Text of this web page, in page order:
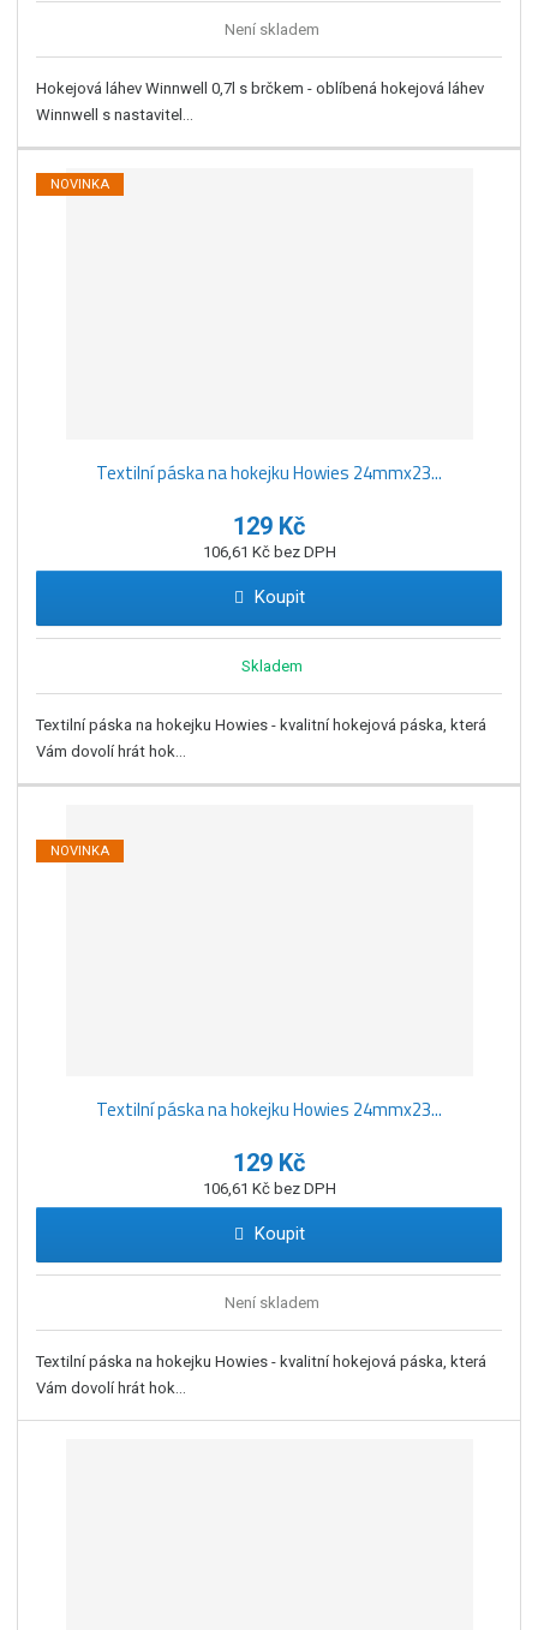
Není skladem
Hokejová láhev Winnwell 0,7l s brčkem - oblíbená hokejová láhev
Winnwell s nastavitel...
NOVINKA
Textilní páska na hokejku Howies 24mmx23...
129 Kč
106,61 Kč bez DPH
Koupit
Skladem
Textilní páska na hokejku Howies - kvalitní hokejová páska, která
Vám dovolí hrát hok...
NOVINKA
Textilní páska na hokejku Howies 24mmx23...
129 Kč
106,61 Kč bez DPH
Koupit
Není skladem
Textilní páska na hokejku Howies - kvalitní hokejová páska, která
Vám dovolí hrát hok...